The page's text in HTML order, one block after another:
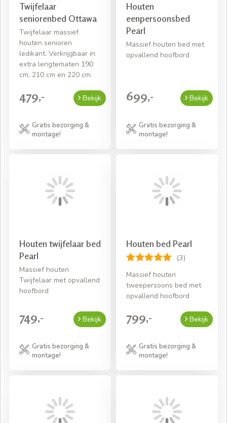
Twijfelaar
seniorenbed Ottawa
Twijfelaar massief
houten senioren
ledikant. Verkrijgbaar in
extra lengtematen 190
cm, 210 cm en 220 cm.
479,- Bekijk
Gratis bezorging &
montage!
Houten
eenpersoonsbed
Pearl
Massief houten bed met
opvallend hoofbord
699,- Bekijk
Gratis bezorging &
montage!
Houten twijfelaar bed
Pearl
Massief houten
Twijfelaar met opvallend
hoofbord
749,- Bekijk
Gratis bezorging &
montage!
Houten bed Pearl
(3)
Massief houten
tweepersoons bed met
opvallend hoofbord
799,- Bekijk
Gratis bezorging &
montage!